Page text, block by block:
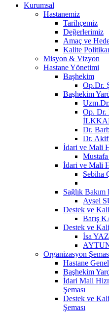
Kurumsal
Hastanemiz
Tarihçemiz
Değerlerimiz
Amaç ve
Kalite
Misyon & Vizyon
Hastane Yönetimi
Başhekim
Op.Dr.
Başhekim
Op. Dr.
Dr.
Dr.
İdari ve Mali
İdari ve Mali
Sebiha
Sağlık
Aysel
Destek ve
Barış
Destek ve
İsa
Organizasyon
Hastane
Başhekim
İdari Mali
Şeması
Destek ve
Şeması